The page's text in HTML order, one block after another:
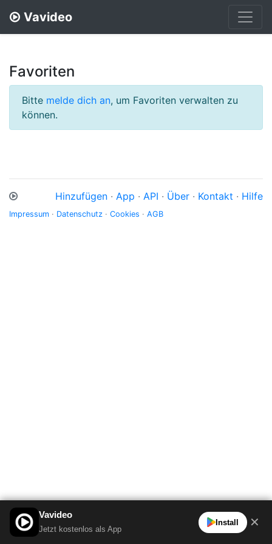
Vavideo
Favoriten
Bitte melde dich an, um Favoriten verwalten zu
können.
Hinzufügen · App · API · Über · Kontakt · Hilfe
Impressum · Datenschutz · Cookies · AGB
Vavideo
Jetzt kostenlos als App
Install ✕